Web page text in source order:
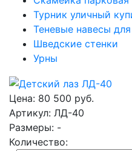
Турник уличный
Теневые навесы
Шведские стенки
Урны
Цена: 80 500 руб.
Артикул: ЛД-40
Размеры: -
Количество: